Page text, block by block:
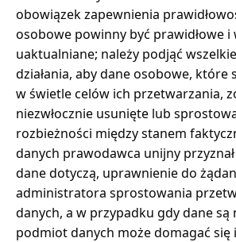
obowiązek zapewnienia
osobowe powinny być prawidłowe
uaktualniane; należy podjąć
działania, aby dane osobowe, które
w świetle celów ich przetwarzania,
niezwłocznie usunięte lub
rozbieżności między stanem
danych prawodawca unijny
dane dotyczą, uprawnienie do
administratora sprostowania
danych, a w przypadku gdy dane są
podmiot danych może domagać się